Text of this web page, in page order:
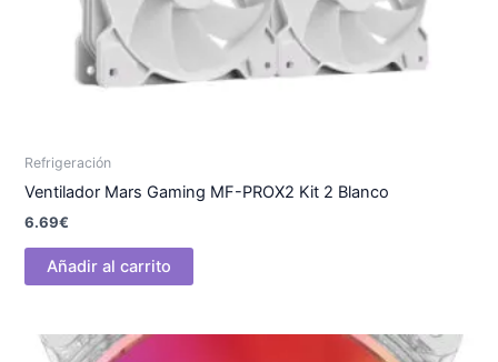
Refrigeración
Ventilador Mars Gaming MF-PROX2 Kit 2 Blanco
6.69€
Añadir al carrito